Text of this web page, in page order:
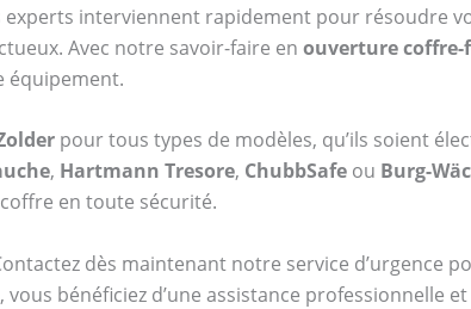
interviennent rapidement pour résoudre
Avec notre savoir-faire en ouverture coffre-
équipement.
pour tous types de modèles, qu’ils soient
, Hartmann Tresore, ChubbSafe ou Burg-
en toute sécurité.
dès maintenant notre service d’urgence
bénéficiez d’une assistance professionnelle